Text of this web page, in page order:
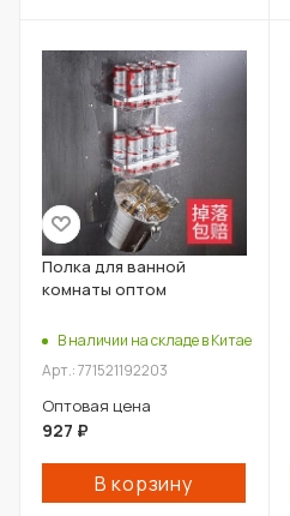
Полка для ванной
комнаты оптом
В наличии на складе в Китае
Арт.: 771521192203
Оптовая цена
927 ₽
В корзину